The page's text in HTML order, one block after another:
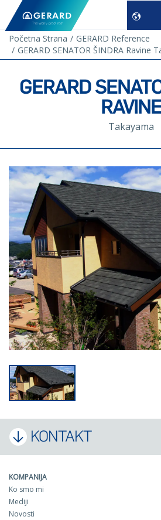
Početna Strana
GERARD Reference
GERARD SENATOR ŠINDRA Ravine
GERARD
RAVINE
Takayama
KONTAKT
KOMPANIJA
Ko smo mi
Mediji
Novosti